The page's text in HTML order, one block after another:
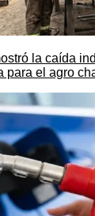
la caída
para el agro